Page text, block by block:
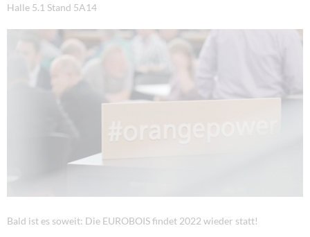
Halle 5.1 Stand 5A14
Bald ist es soweit: Die EUROBOIS findet 2022 wieder statt!